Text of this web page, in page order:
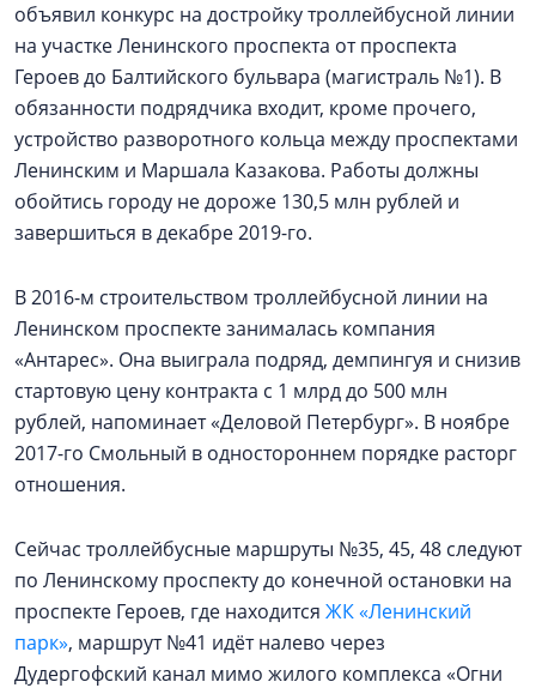
объявил конкурс на достройку троллейбусной линии
на участке Ленинского проспекта от проспекта
Героев до Балтийского бульвара (магистраль №1). В
обязанности подрядчика входит, кроме прочего,
устройство разворотного кольца между проспектами
Ленинским и Маршала Казакова. Работы должны
обойтись городу не дороже 130,5 млн рублей и
завершиться в декабре 2019-го.
В 2016-м строительством троллейбусной линии на
Ленинском проспекте занималась компания
«Антарес». Она выиграла подряд, демпингуя и снизив
стартовую цену контракта с 1 млрд до 500 млн
рублей, напоминает «Деловой Петербург». В ноябре
2017-го Смольный в одностороннем порядке расторг
отношения.
Сейчас троллейбусные маршруты №35, 45, 48 следуют
по Ленинскому проспекту до конечной остановки на
проспекте Героев, где находится ЖК «Ленинский
парк», маршрут №41 идёт налево через
Дудергофский канал мимо жилого комплекса «Огни